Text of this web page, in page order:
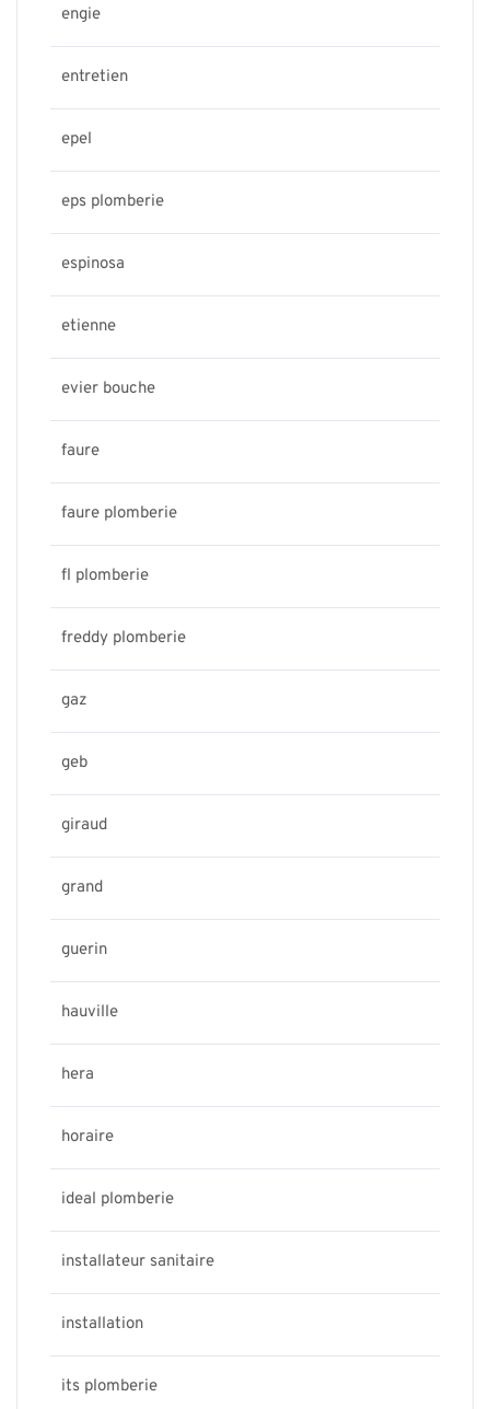
engie
entretien
epel
eps plomberie
espinosa
etienne
evier bouche
faure
faure plomberie
fl plomberie
freddy plomberie
gaz
geb
giraud
grand
guerin
hauville
hera
horaire
ideal plomberie
installateur sanitaire
installation
its plomberie